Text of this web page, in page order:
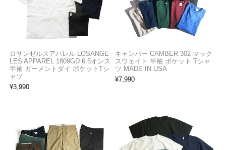
ロサンゼルスアパレル LOSANGE
LES APPAREL 1809GD 6.5オンス
半袖 ガーメントダイ ポケットTシ
ャツ
¥3,990
キャンバー CAMBER 302 マック
スウェイト 半袖 ポケット Tシャ
ツ MADE IN USA
¥7,990